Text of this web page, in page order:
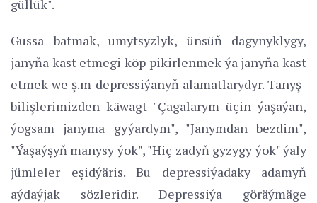
güllük".
Gussa batmak, umytsyzlyk, ünsüň dagynyklygy,
janyňa kast etmegi köp pikirlenmek ýa janyňa kast
etmek we ş.m depressiýanyň alamatlarydyr. Tanyş-
bilişlerimizden käwagt "Çagalarym üçin ýaşaýan,
ýogsam janyma gyýardym", "Janymdan bezdim",
"Ýaşaýşyň manysy ýok", "Hiç zadyň gyzygy ýok" ýaly
jümleler eşidýäris. Bu depressiýadaky adamyň
aýdaýjak sözleridir. Depressiýa göräýmäge